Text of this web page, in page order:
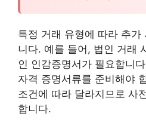
특정 거래 유형에 따라 추가
니다. 예를 들어, 법인 거래
인 인감증명서가 필요합니
자격 증명서류를 준비해야
조건에 따라 달라지므로 사
합니다.